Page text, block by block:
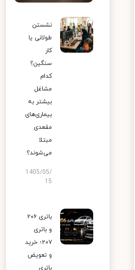
نشستن
طولانی یا
کار
سنگین؟
کدام
مشاغل
بیشتر به
بیماری‌های
مقعدی
مبتلا
می‌شوند؟
1405/05/
15
باتری ۲۰۶
و باتری
۲۰۷؛ خرید
و تعویض
باتری